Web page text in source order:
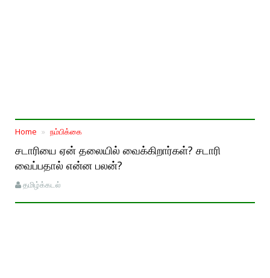
Home நம்பிக்கை
சடாரியை ஏன் தலையில் வைக்கிறார்கள்? சடாரி
வைப்பதால் என்ன பலன்?
தமிழ்க்கடல்